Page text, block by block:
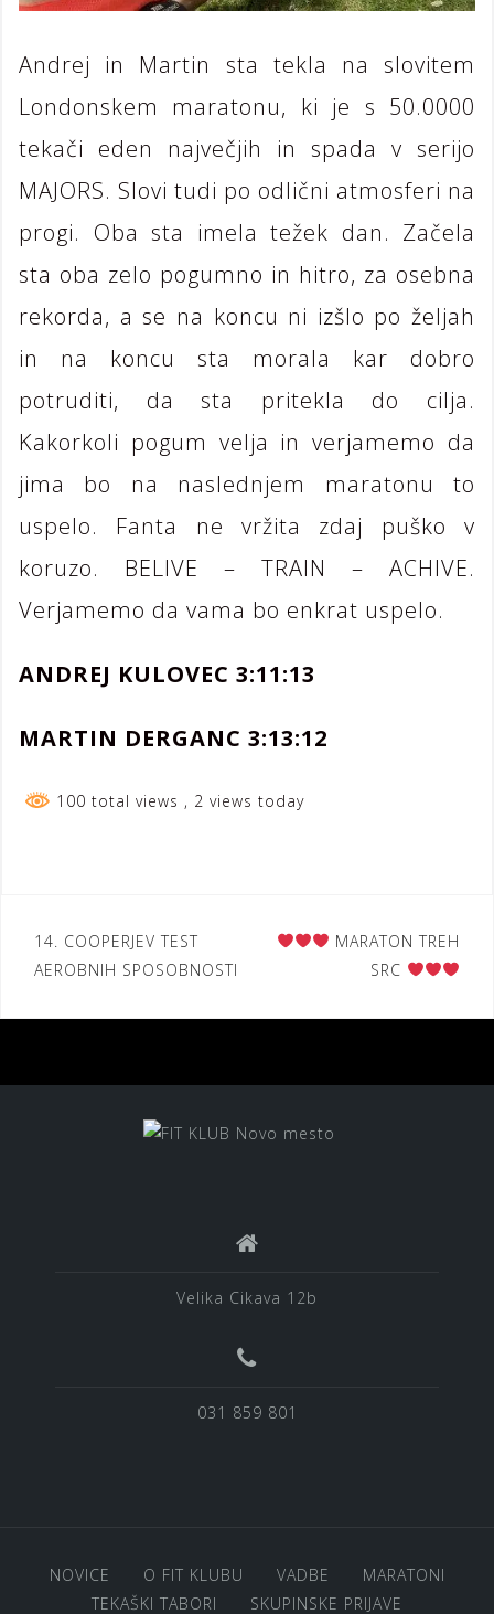
Andrej in Martin sta tekla na slovitem
Londonskem maratonu, ki je s 50.0000
tekači eden največjih in spada v serijo
MAJORS. Slovi tudi po odlični atmosferi na
progi. Oba sta imela težek dan. Začela
sta oba zelo pogumno in hitro, za osebna
rekorda, a se na koncu ni izšlo po željah
in na koncu sta morala kar dobro
potruditi, da sta pritekla do cilja.
Kakorkoli pogum velja in verjamemo da
jima bo na naslednjem maratonu to
uspelo. Fanta ne vržita zdaj puško v
koruzo. BELIVE – TRAIN – ACHIVE.
Verjamemo da vama bo enkrat uspelo.
ANDREJ KULOVEC 3:11:13
MARTIN DERGANC 3:13:12
100 total views , 2 views today
Navigacija
prispevka
14. COOPERJEV TEST
AEROBNIH SPOSOBNOSTI
MARATON TREH
SRC
Velika Cikava 12b
031 859 801
NOVICE O FIT KLUBU VADBE
MARATONI
TEKAŠKI TABORI
SKUPINSKE PRIJAVE